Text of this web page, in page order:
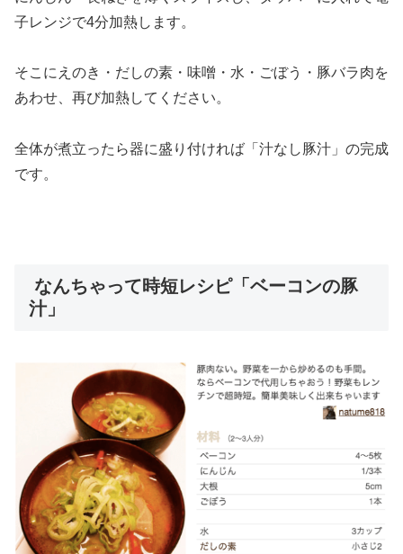
子レンジで4分加熱します。
そこにえのき・だしの素・味噌・水・ごぼう・豚バラ肉を
あわせ、再び加熱してください。
全体が煮立ったら器に盛り付ければ「汁なし豚汁」の完成
です。
なんちゃって時短レシピ「ベーコンの豚
汁」